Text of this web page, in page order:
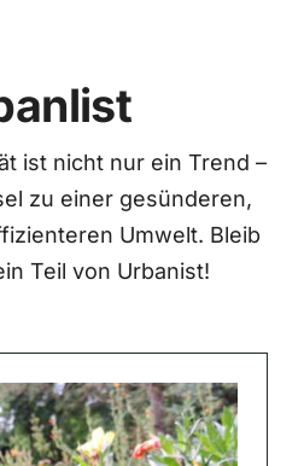
ist nicht nur ein Trend –
zu einer gesünderen,
Umwelt. Bleib
Teil von Urbanist!